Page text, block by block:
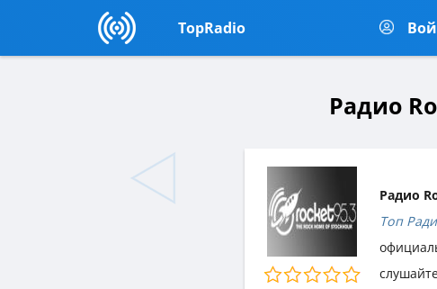
TopRadio
Радио
Радио
Топ